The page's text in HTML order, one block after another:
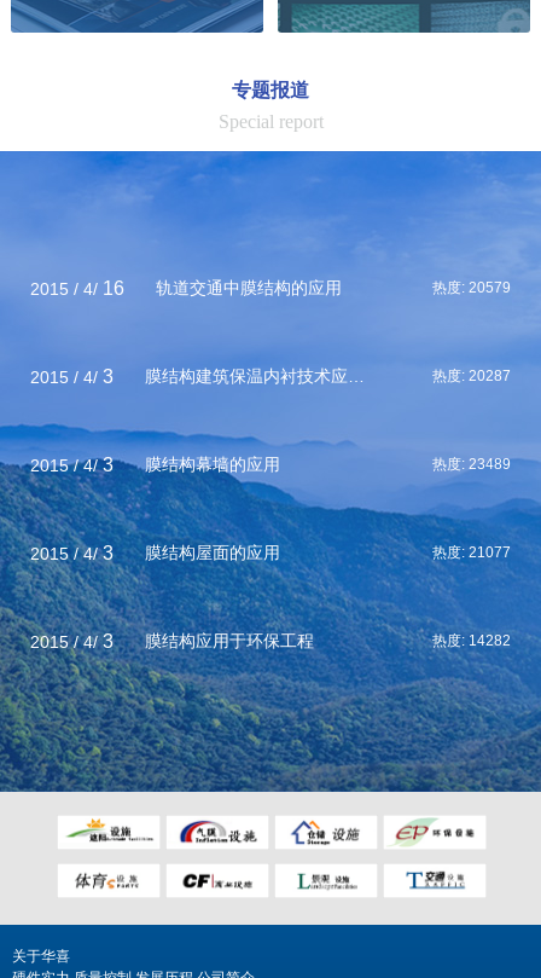
专题报道
Special report
2015 / 4/ 16 轨道交通中膜结构的应用 热度:20579
2015 / 4/ 3 膜结构建筑保温内衬技术应用——刚查演艺中心 热度:20287
2015 / 4/3 膜结构幕墙的应用 热度:23489
2015 / 4/3 膜结构屋面的应用 热度:21077
2015 / 4/3 膜结构应用于环保工程 热度: 14282
关于华喜